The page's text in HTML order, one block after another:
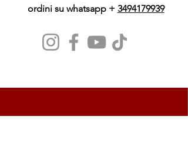
ordini su whatsapp + 3494179939